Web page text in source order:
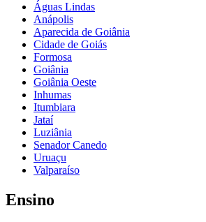
Águas Lindas
Anápolis
Aparecida de Goiânia
Cidade de Goiás
Formosa
Goiânia
Goiânia Oeste
Inhumas
Itumbiara
Jataí
Luziânia
Senador Canedo
Uruaçu
Valparaíso
Ensino